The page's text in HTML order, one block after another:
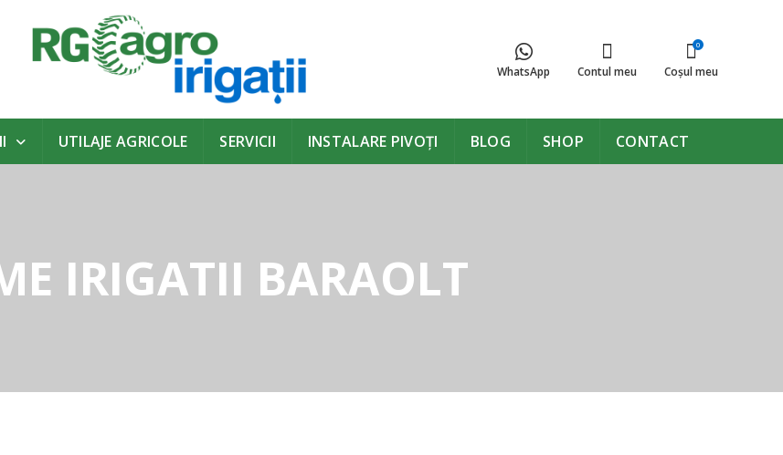
WhatsApp Contul meu
0
Coşul meu
UTILAJE AGRICOLE SERVICII INSTALARE PIVOȚI BLOG SHOP CONTACT
IRIGATII BARAOLT